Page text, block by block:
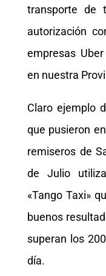
transporte
autorización
empresas
en nuestra
Claro ejemplo
que pusieron
remiseros de
de Julio
«Tango Taxi»
buenos
superan los
día.